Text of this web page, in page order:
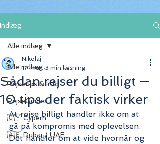
Indlæg
Alle indlæg
Rejsetips & Info
RejseGuides
🇨🇾 Cypern
🇦🇪 Dubai / UAE
Alle indlæg
Sådan rejser du billigt —
10 tips der faktisk virker
Nikolaj
17. mar. 3 min læsning
At rejse billigt handler ikke om at
gå på kompromis med oplevelsen.
Det handler om at vide hvornår og